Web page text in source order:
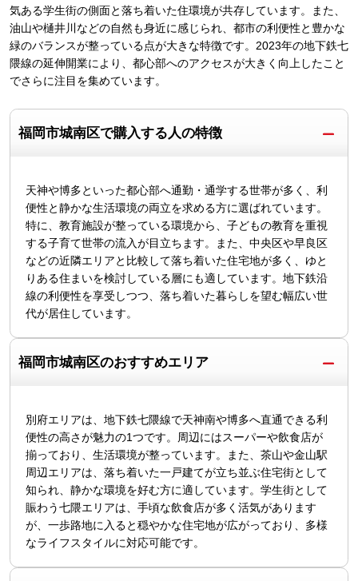
気ある学生街の側面と落ち着いた住環境が共存しています。また、
油山や樋井川などの自然も身近に感じられ、都市の利便性と豊かな
緑のバランスが整っている点が大きな特徴です。2023年の地下鉄七
隈線の延伸開業により、都心部へのアクセスが大きく向上したこと
でさらに注目を集めています。
福岡市城南区で購入する人の特徴
天神や博多といった都心部へ通勤・通学する世帯が多く、利
便性と静かな生活環境の両立を求める方に選ばれています。
特に、教育施設が整っている環境から、子どもの教育を重視
する子育て世帯の流入が目立ちます。また、中央区や早良区
などの近隣エリアと比較して落ち着いた住宅地が多く、ゆと
りある住まいを検討している層にも適しています。地下鉄沿
線の利便性を享受しつつ、落ち着いた暮らしを望む幅広い世
代が居住しています。
福岡市城南区のおすすめエリア
別府エリアは、地下鉄七隈線で天神南や博多へ直通できる利
便性の高さが魅力の1つです。周辺にはスーパーや飲食店が
揃っており、生活環境が整っています。また、茶山や金山駅
周辺エリアは、落ち着いた一戸建てが立ち並ぶ住宅街として
知られ、静かな環境を好む方に適しています。学生街として
賑わう七隈エリアは、手頃な飲食店が多く活気があります
が、一歩路地に入ると穏やかな住宅地が広がっており、多様
なライフスタイルに対応可能です。